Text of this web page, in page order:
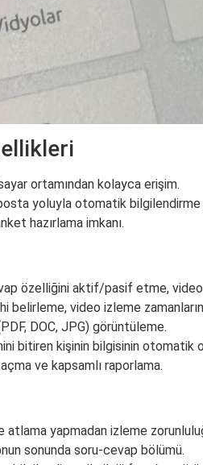
ortamından kolayca erişim.
yoluyla otomatik bilgilendirme
hazırlama imkanı.
özelliğini aktif/pasif etme,
belirleme, video izleme
DOC, JPG) görüntüleme.
bitiren kişinin bilgisinin otomatik
ve kapsamlı raporlama.
atlama yapmadan izleme
sonunda soru-cevap bölümü.